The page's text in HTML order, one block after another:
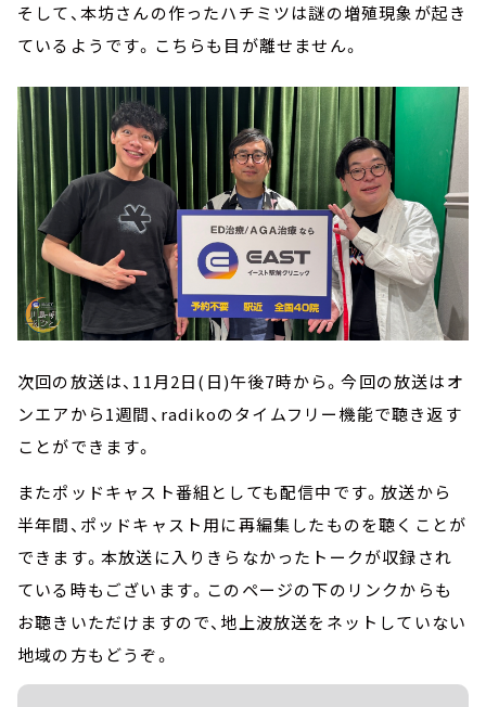
そして、本坊さんの作ったハチミツは謎の増殖現象が起き
ているようです。こちらも目が離せません。
次回の放送は、11月2日(日)午後7時から。今回の放送はオ
ンエアから1週間、radikoのタイムフリー機能で聴き返す
ことができます。
またポッドキャスト番組としても配信中です。放送から
半年間、ポッドキャスト用に再編集したものを聴くことが
できます。本放送に入りきらなかったトークが収録され
ている時もございます。このページの下のリンクからも
お聴きいただけますので、地上波放送をネットしていない
地域の方もどうぞ。